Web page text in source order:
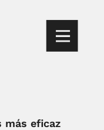
más eficaz